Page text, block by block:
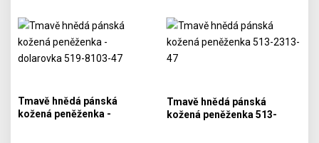
Tmavě hnědá pánská
kožená peněženka -
Tmavě hnědá pánská
kožená peněženka 513-